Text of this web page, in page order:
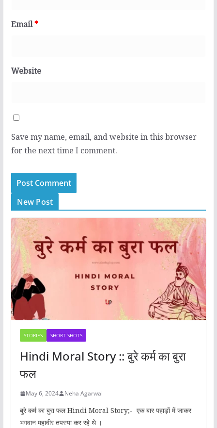
Email*
Website
Save my name, email, and website in this browser
for the next time I comment.
New Post
STORIES SHORT SHOTS
Hindi Moral Story :: बुरे कर्म का बुरा
फल
May 6, 2024 Neha Agarwal
बुरे कर्म का बुरा फल Hindi Moral Story;- एक बार पहाड़ों में जाकर
भगवान महावीर तपस्या कर रहे थे ।